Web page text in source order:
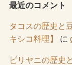
最近のコメント
タコスの歴史と
キシコ料理】
に
ビリヤニの歴史